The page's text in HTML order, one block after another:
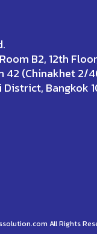
B2, 12th
42 (Chinakhet 2/
Bangkok
All Rights